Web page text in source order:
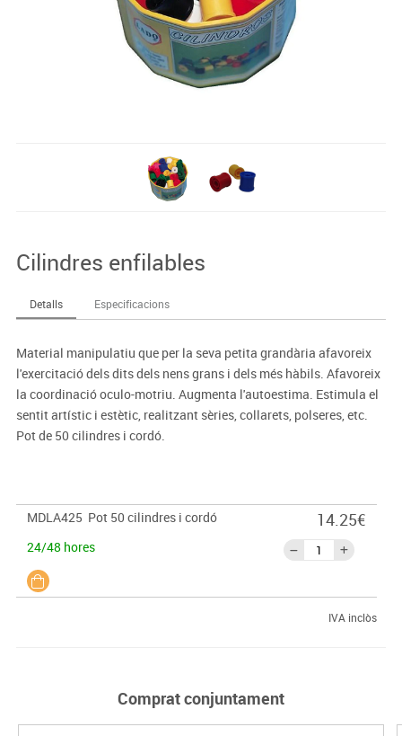
Cilindres enfilables
Detalls Especificacions
Material manipulatiu que per la seva petita grandària afavoreix
l'exercitació dels dits dels nens grans i dels més hàbils. Afavoreix
la coordinació oculo-motriu. Augmenta l'autoestima. Estimula el
sentit artístic i estètic, realitzant sèries, collarets, polseres, etc.
Pot de 50 cilindres i cordó.
MDLA425 Pot 50 cilindres i cordó
24/48 hores
14.25€
IVA inclòs
Comprat conjuntament